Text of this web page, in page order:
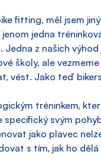
fitting, měl jsem
jedna
z našich
školy, ale
vést. Jako teď
tréninkem,
specifický svým
jako plavec
s tím, jak ho